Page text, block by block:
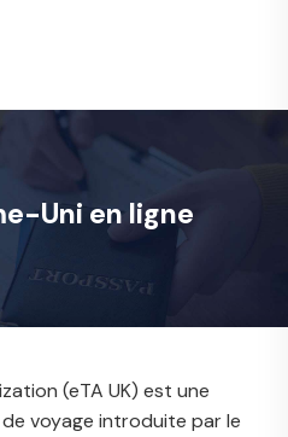
Uni en ligne
(eTA UK) est une
voyage introduite par le